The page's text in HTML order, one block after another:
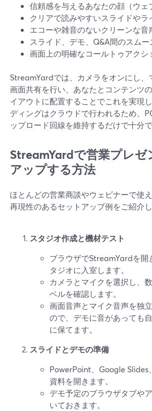
信頼感を与えるあなたの顔（ウェ
クリアで読みやすいスライドやラ
エコーや雑音のないクリーンな音
スライド、デモ、Q&A間のスムー
画面上の明確なコールトゥアクシ
StreamYardでは、カメラをオンにし、
画面共有を行い、あなたとコンテンツ
イアウトに配置することでこれを実現
ディングはクラウドで行われるため、
ップロード回線を維持するだけで十分
StreamYardで営業プレゼ
アップする方法
ほとんどの営業商談やウェビナーで使
再現性のあるセットアップ例をご紹介し
スタジオ作成と機材テスト
ブラウザでStreamYardを開
タジオに入室します。
カメラとマイクを選択し、
ベルを確認します。
画面音声とマイク音声を独
ので、デモに音があっても
に保てます。
スライドとデモの準備
PowerPoint、Google Slides
資料を開きます。
デモ予定のブラウザタブや
いておきます。